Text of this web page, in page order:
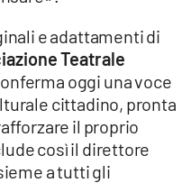
e adattamenti di
Teatrale
oggi una voce
cittadino, pronta
il proprio
così il direttore
a tutti gli